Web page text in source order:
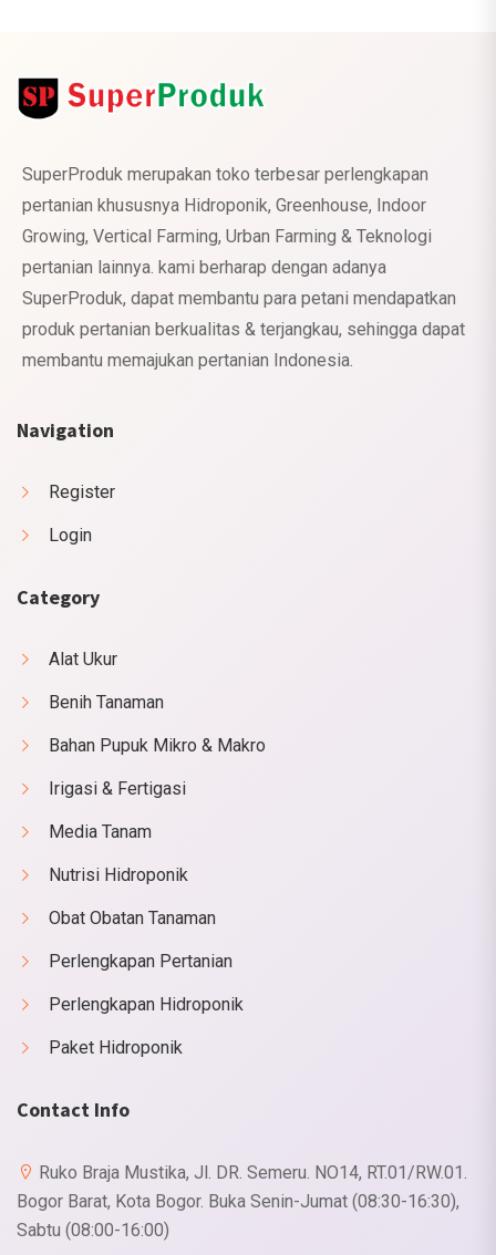
SuperProduk merupakan toko terbesar perlengkapan
pertanian khususnya Hidroponik, Greenhouse, Indoor
Growing, Vertical Farming, Urban Farming & Teknologi
pertanian lainnya. kami berharap dengan adanya
SuperProduk, dapat membantu para petani mendapatkan
produk pertanian berkualitas & terjangkau, sehingga dapat
membantu memajukan pertanian Indonesia.
Navigation
Register
Login
Category
Alat Ukur
Benih Tanaman
Bahan Pupuk Mikro & Makro
Irigasi & Fertigasi
Media Tanam
Nutrisi Hidroponik
Obat Obatan Tanaman
Perlengkapan Pertanian
Perlengkapan Hidroponik
Paket Hidroponik
Contact Info
Ruko Braja Mustika, Jl. DR. Semeru. NO14, RT.01/RW.01.
Bogor Barat, Kota Bogor. Buka Senin-Jumat (08:30-16:30),
Sabtu (08:00-16:00)